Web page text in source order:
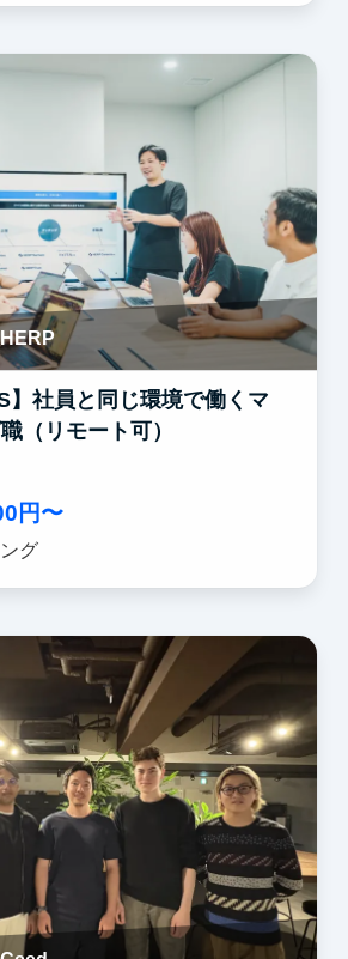
】社員と同じ環境で働くマ
（リモート可）
円〜
グ